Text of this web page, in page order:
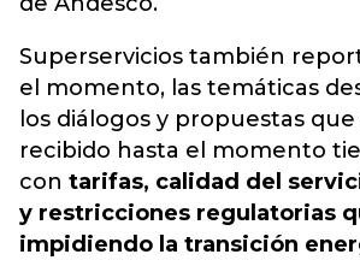
Superservicios también
el momento, las temáticas
los diálogos y propuestas que
recibido hasta el momento
con tarifas, calidad del
y restricciones regulatorias
impidiendo la transición